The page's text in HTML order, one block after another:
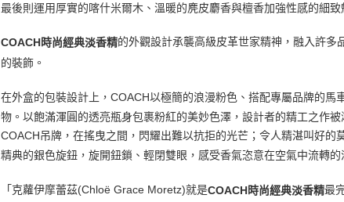
最後則運用厚實的喀什米爾木、溫暖的麂皮麝香與檀香加強性感的細
COACH時尚經典淡香精的外觀設計承襲高級皮革世家精神，融入許
的裝飾。
在外盒的包裝設計上，COACH以極簡的浪漫粉色、搭配專屬品牌的
物。以飽滿渾圓的透亮瓶身包裹粉紅的美妙色澤，設計者的精工之作
COACH吊牌，在搖曳之間，閃耀出難以抗拒的光芒；令人精湛叫好
精典的銀色旋鈕，旋開鈕鎖、輕閉雙眼，感受香氣恣意在空氣中流轉的
「克蘿伊摩蕾茲(Chloë Grace Moretz)就是COACH時尚經典淡香精最